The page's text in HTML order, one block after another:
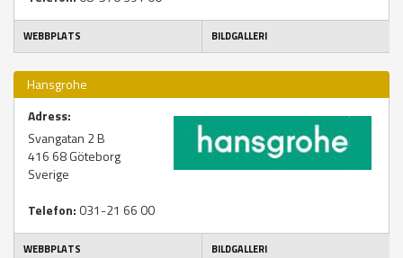
WEBBPLATS BILDGALLERI
Hansgrohe
Adress:
Svangatan 2 B
416 68Göteborg
Sverige
Telefon: 031-21 66 00
WEBBPLATS BILDGALLERI